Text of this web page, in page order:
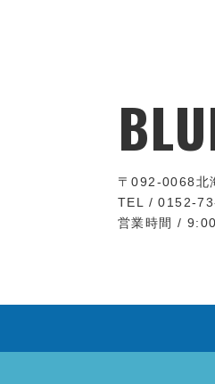
〒092-0068北
TEL / 0152-
営業時間 /